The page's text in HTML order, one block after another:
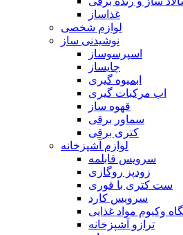
غذاساز
لوازم شخصی
نوشیدنی ساز
اسپرسوساز
چایساز
ابمیوه گیری
اب مرکبات گیری
قهوه ساز
سماور برقی
کتری برقی
لوازم آشپزخانه
سرویس قابلمه
زودپز روگازی
ست کتری با قوری
سرویس کارد
وکیوم مواد غذایی
ترازو آشپزخانه